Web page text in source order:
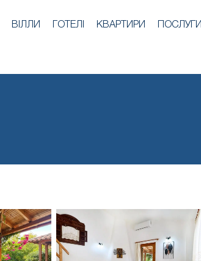
ВІЛЛИ ГОТЕЛІ КВАРТИРИ ПОСЛУГИ